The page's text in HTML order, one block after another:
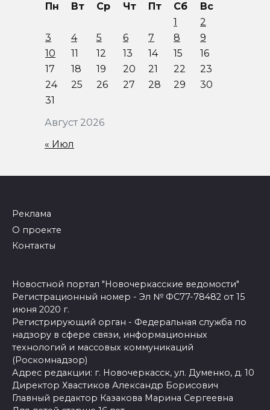
Август 2026
Пн Вт Ср Чт Пт Сб
Вс
1
2
3
4 5 6 7 8
9
10
11 12 13 14 15
16
17
18 19 20 21 22
23
24
25 26 27 28 29
30
31
« Июл
Реклама
О проекте
Контакты
Новостной портал "Новочеркасские ведомости"
Регистрационный номер - Эл № ФС77-78482 от 15
июня 2020 г.
Регистрирующий орган - Федеральная служба по
надзору в сфере связи, информационных
технологий и массовых коммуникаций
(Роскомнадзор)
Адрес редакции: г. Новочеркасск, ул. Думенко, д. 10
Директор Хвастиков Александр Борисович
Главный редактор Казакова Марина Сергеевна